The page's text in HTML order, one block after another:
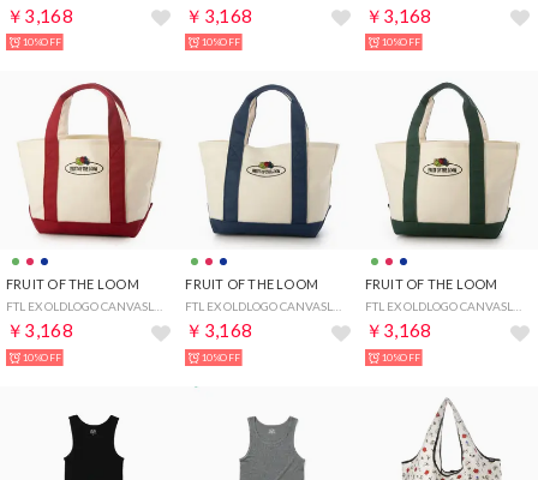
￥3,168
10%OFF
￥3,168
10%OFF
￥3,168
10%OFF
FRUIT OF THE LOOM
￥3,168
10%OFF
FRUIT OF THE LOOM
￥3,168
10%OFF
FRUIT OF THE LOOM
￥3,168
10%OFF